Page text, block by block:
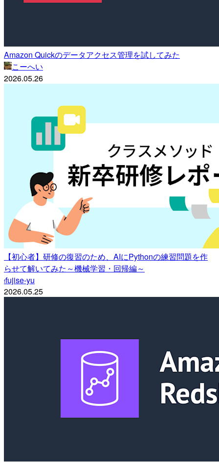
Amazon Quickのデータアクセス管理を試してみた
こーへい
2026.05.26
【初心者】研修の復習のため、AIにPythonの練習問題を作
らせて解いてみた～機械学習・回帰編～
ffujise-yu
2026.05.25